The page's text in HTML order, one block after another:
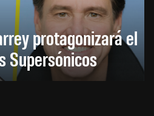
protagonizará el
Supersónicos